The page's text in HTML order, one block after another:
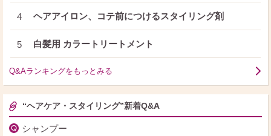
4 ヘアアイロン、コテ前につけるスタイリング剤
5 白髪用 カラートリートメント
Q&Aランキングをもっとみる
“ヘアケア・スタイリング”新着Q&A
シャンプー